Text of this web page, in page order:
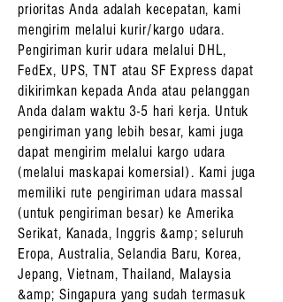
prioritas Anda adalah kecepatan, kami
mengirim melalui kurir/kargo udara.
Pengiriman kurir udara melalui DHL,
FedEx, UPS, TNT atau SF Express dapat
dikirimkan kepada Anda atau pelanggan
Anda dalam waktu 3-5 hari kerja. Untuk
pengiriman yang lebih besar, kami juga
dapat mengirim melalui kargo udara
(melalui maskapai komersial). Kami juga
memiliki rute pengiriman udara massal
(untuk pengiriman besar) ke Amerika
Serikat, Kanada, Inggris &amp; seluruh
Eropa, Australia, Selandia Baru, Korea,
Jepang, Vietnam, Thailand, Malaysia
&amp; Singapura yang sudah termasuk